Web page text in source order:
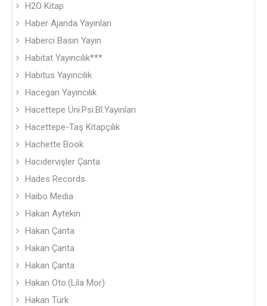
H2O Kitap
Haber Ajanda Yayınları
Haberci Basın Yayın
Habitat Yayıncılık***
Habitus Yayıncılık
Hacegan Yayıncılık
Hacettepe Üni.Psi.Bl.Yayınları
Hacettepe-Taş Kitapçılık
Hachette Book
Hacıdervişler Çanta
Hades Records
Haibo Media
Hakan Aytekin
Hakan Çanta
Hakan Çanta
Hakan Çanta
Hakan Oto.(Lila Mor)
Hakan Türk